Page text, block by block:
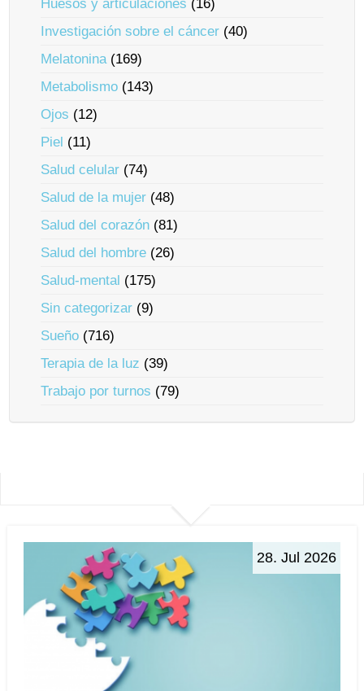
Huesos y articulaciones (16)
Investigación sobre el cáncer (40)
Melatonina(169)
Metabolismo (143)
Ojos (12)
Piel (11)
Salud celular (74)
Salud de la mujer (48)
Salud del corazón (81)
Salud del hombre (26)
Salud-mental (175)
Sin categorizar (9)
Sueño (716)
Terapia de la luz (39)
Trabajo por turnos (79)
28. Jul 2026